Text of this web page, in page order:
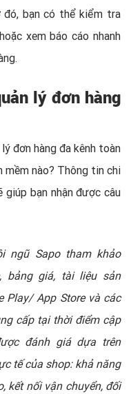
đó, bạn có thể kiểm tra
xem báo cáo nhanh
lý đơn hàng
đơn hàng đa kênh toàn
mềm nào? Thông tin chi
bạn nhận được câu
ngũ Sapo tham khảo
bảng giá, tài liệu sản
Play/ App Store và các
cấp tại thời điểm cập
đánh giá dựa trên
tế của shop: khả năng
kết nối vận chuyển, đối